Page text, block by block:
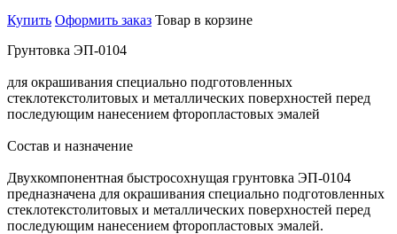
Купить Оформить заказ Товар в корзине
Грунтовка ЭП-0104
для окрашивания специально подготовленных
стеклотекстолитовых и металлических поверхностей перед
последующим нанесением фторопластовых эмалей
Состав и назначение
Двухкомпонентная быстросохнущая грунтовка ЭП-0104
предназначена для окрашивания специально подготовленных
стеклотекстолитовых и металлических поверхностей перед
последующим нанесением фторопластовых эмалей.